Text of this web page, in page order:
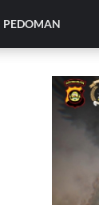
PEDOMAN